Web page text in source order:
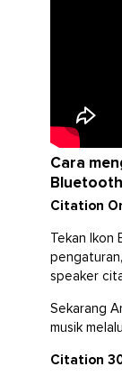
Cara
Citation
Tekan Ikon
speaker
Sekarang
musik
Citation